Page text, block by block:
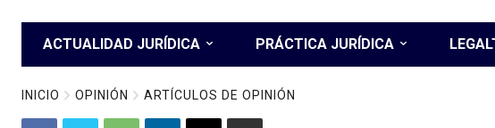
ACTUALIDAD JURÍDICA PRÁCTICA JURÍDICA
INICIO OPINIÓN ARTÍCULOS DE OPINIÓN